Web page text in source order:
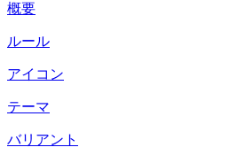
概要
ルール
アイコン
テーマ
バリアント